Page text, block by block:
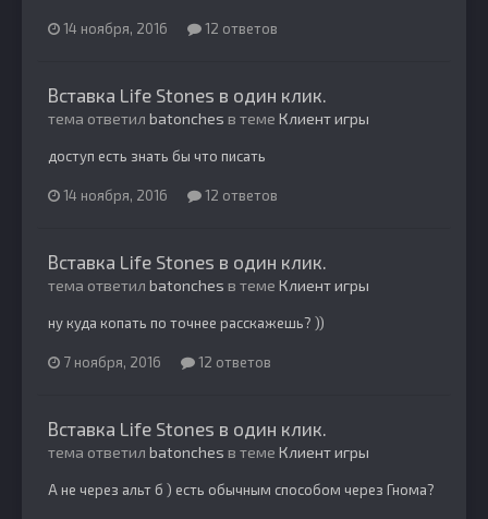
14 ноября, 2016 12 ответов
Вставка Life Stones в один клик.
тема ответил batonches в теме Клиент игры
доступ есть знать бы что писать
14 ноября, 2016 12 ответов
Вставка Life Stones в один клик.
тема ответил batonches в теме Клиент игры
ну куда копать по точнее расскажешь? ))
7 ноября, 2016 12 ответов
Вставка Life Stones в один клик.
тема ответил batonches в теме Клиент игры
А не через альт б ) есть обычным способом через Гнома?